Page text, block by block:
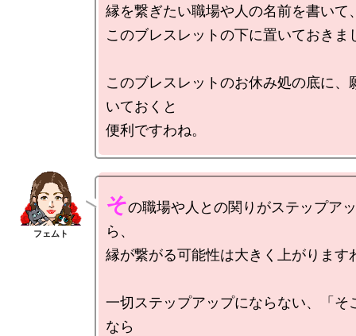
縁を繋ぎたい職場や人の名前を書いて
このブレスレットの下に置いておきま
このブレスレットのお休み処の底に、
いておくと
その職場や人との関りがステップア
ら、
縁が繋がる可能性は大きく上がります
一切ステップアップにならない、「そ
なら